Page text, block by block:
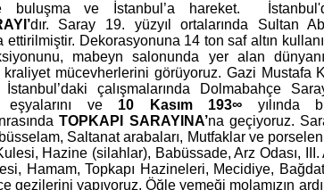
buluşma ve İstanbul’a hareket.
dır. Saray 19. yüzyıl ortalarında Sultan
ettirilmiştir. Dekorasyonuna 14 ton saf altın
mabeyn salonunda yer alan
mücevherlerini görüyoruz. Gazi Mustafa
çalışmalarında Dolmabahçe
eşyalarını ve 10 Kasım 193∞ yılında
TOPKAPI SARAYINA’na geçiyoruz.
Saltanat arabaları, Mutfaklar ve
Hazine (silahlar), Babüssade, Arz Odası,
Hamam, Topkapı Hazineleri, Mecidiye,
gezilerini yapıyoruz. Öğle yemeği molamızın